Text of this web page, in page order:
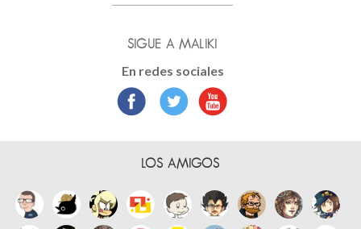
SIGUE A MALIKI
En redes sociales
LOS AMIGOS